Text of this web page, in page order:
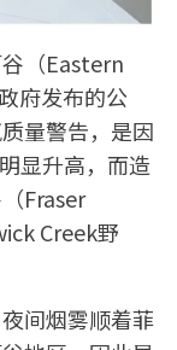
（Eastern
府发布的公
量警告，是因
显升高，而造
Fraser
Creek野
间烟雾顺着菲